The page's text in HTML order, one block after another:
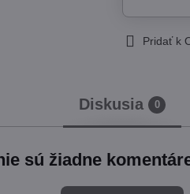
Pridať k
Diskusia 0
sú žiadne